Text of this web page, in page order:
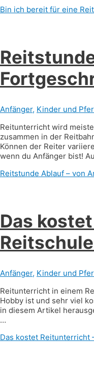
Bin ich bereit für eine
Anfänger, Kinder und
Reitunterricht wird
zusammen in der
Können der Reiter
wenn du Anfänger bist!
Reitstunde Ablauf – von
Das
Anfänger, Kinder und
Reitunterricht in einem
Hobby ist und sehr viel
in diesem Artikel
…
Das kostet Reitunterricht